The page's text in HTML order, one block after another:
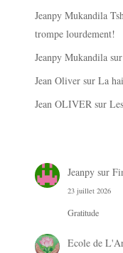
Jeanpy Mukandila
trompe lourdement!
Jeanpy Mukandila
Jean Oliver surLa
Jean OLIVER sur
Jeanpysur
23 juillet 2026
Gratitude
Ecole de